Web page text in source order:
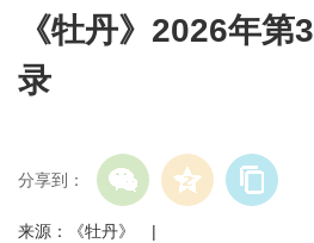
《牡丹》2026年第
录
分享到：
来源：《牡丹》 |